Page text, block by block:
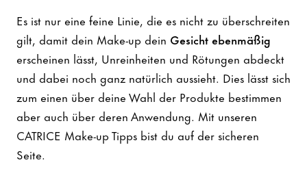
Es ist nur eine feine Linie, die es nicht zu überschreiten
gilt, damit dein Make-up dein Gesicht ebenmäßig
erscheinen lässt, Unreinheiten und Rötungen abdeckt
und dabei noch ganz natürlich aussieht. Dies lässt sich
zum einen über deine Wahl der Produkte bestimmen
aber auch über deren Anwendung. Mit unseren
CATRICE Make-up Tipps bist du auf der sicheren
Seite.